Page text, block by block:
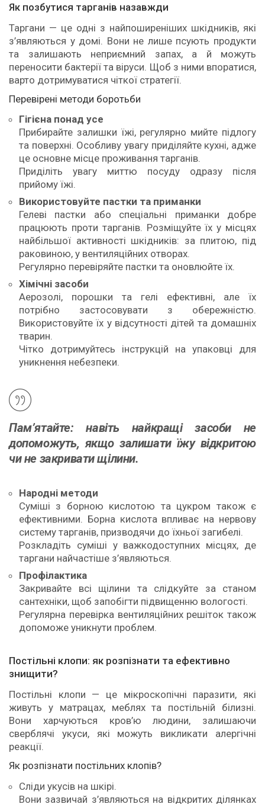
Як позбутися тарганів назавжди
Таргани — це одні з найпоширеніших шкідників, які
з’являються у домі. Вони не лише псують продукти
та залишають неприємний запах, а й можуть
переносити бактерії та віруси. Щоб з ними впоратися,
варто дотримуватися чіткої стратегії.
Перевірені методи боротьби
Гігієна понад усе
Прибирайте залишки їжі, регулярно мийте підлогу
та поверхні. Особливу увагу приділяйте кухні, адже
це основне місце проживання тарганів.
Приділіть увагу миттю посуду одразу після
прийому їжі.
Використовуйте пастки та приманки
Гелеві пастки або спеціальні приманки добре
працюють проти тарганів. Розміщуйте їх у місцях
найбільшої активності шкідників: за плитою, під
раковиною, у вентиляційних отворах.
Регулярно перевіряйте пастки та оновлюйте їх.
Хімічні засоби
Аерозолі, порошки та гелі ефективні, але їх
потрібно застосовувати з обережністю.
Використовуйте їх у відсутності дітей та домашніх
тварин.
Чітко дотримуйтесь інструкцій на упаковці для
уникнення небезпеки.
Пам’ятайте: навіть найкращі засоби не
допоможуть, якщо залишати їжу відкритою
чи не закривати щілини.
Народні методи
Суміші з борною кислотою та цукром також є
ефективними. Борна кислота впливає на нервову
систему тарганів, призводячи до їхньої загибелі.
Розкладіть суміші у важкодоступних місцях, де
таргани найчастіше з’являються.
Профілактика
Закривайте всі щілини та слідкуйте за станом
сантехніки, щоб запобігти підвищенню вологості.
Регулярна перевірка вентиляційних решіток також
допоможе уникнути проблем.
Постільні клопи: як розпізнати та ефективно
знищити?
Постільні клопи — це мікроскопічні паразити, які
живуть у матрацах, меблях та постільній білизні.
Вони харчуються кров’ю людини, залишаючи
сверблячі укуси, які можуть викликати алергічні
реакції.
Як розпізнати постільних клопів?
Сліди укусів на шкірі.
Вони зазвичай з’являються на відкритих ділянках